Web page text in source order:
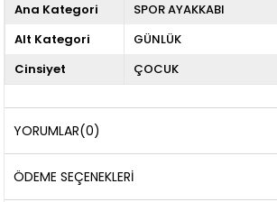
Ana Kategori
SPOR AYAKKABI
Alt Kategori
GÜNLÜK
Cinsiyet
ÇOCUK
YORUMLAR(0)
ÖDEME SEÇENEKLERI